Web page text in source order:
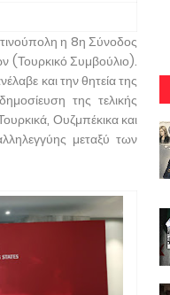
η 8η Σύνοδος
Συμβούλιο).
και την θητεία της
της τελικής
Ουζμπέκικα και
μεταξύ των